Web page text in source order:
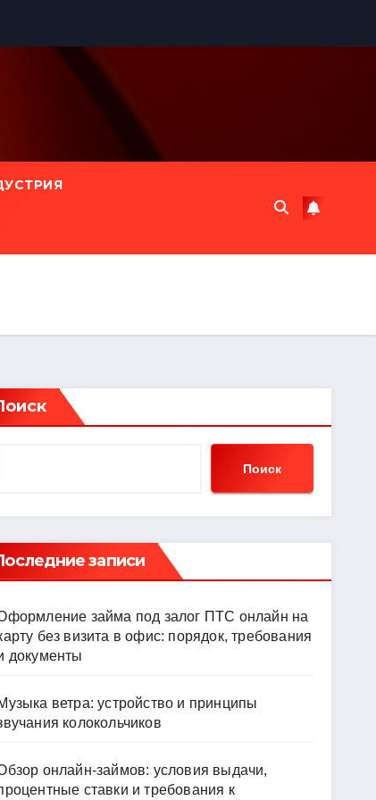
Поиск
записи
займа под залог ПТС онлайн на
без визита в офис: порядок, требования
документы
ветра: устройство и принципы
колокольчиков
онлайн-займов: условия выдачи,
ставки и требования к